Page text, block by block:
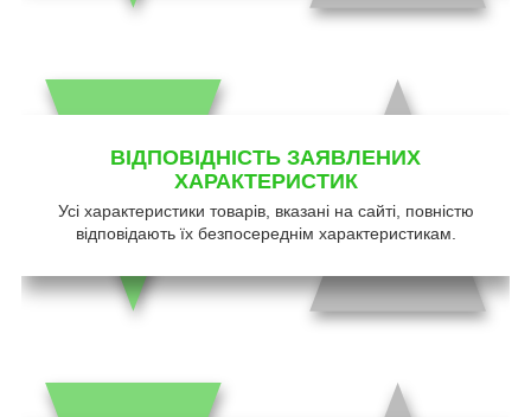
ВІДПОВІДНІСТЬ ЗАЯВЛЕНИХ
ХАРАКТЕРИСТИК
Усі характеристики товарів, вказані на сайті, повністю
відповідають їх безпосереднім характеристикам.